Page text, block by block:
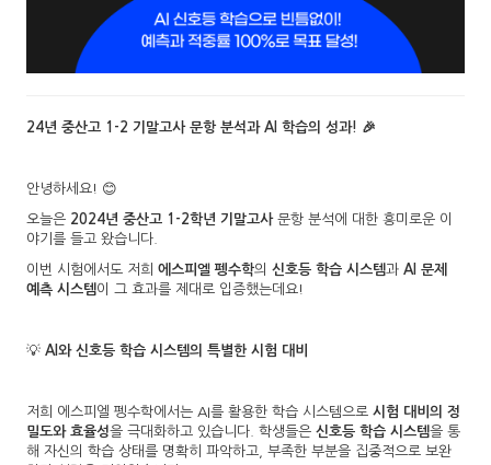
24년 중산고 1-2 기말고사 문항 분석과 AI 학습의 성과! 🎉
안녕하세요! 😊
오늘은 2024년 중산고 1-2학년 기말고사문항 분석에 대한 흥미로운 이
야기를 들고 왔습니다.
이번 시험에서도 저희에스피엘 펭수학의신호등 학습 시스템과AI 문제
예측 시스템이 그 효과를 제대로 입증했는데요!
💡AI와 신호등 학습 시스템의 특별한 시험 대비
저희 에스피엘 펭수학에서는 AI를 활용한 학습 시스템으로시험 대비의 정
밀도와 효율성을 극대화하고 있습니다. 학생들은신호등 학습 시스템을 통
해 자신의 학습 상태를 명확히 파악하고, 부족한 부분을 집중적으로 보완